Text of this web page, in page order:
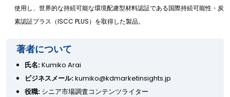
使用し、世界的な持続可能な環境配慮型材料認証である国際持続可能性・炭
素認証プラス（ISCC PLUS）を取得した製品。
著者について
氏名:Kumiko Arai
ビジネスメール:kumiko@kdmarketinsights.jp
役職: シニア市場調査コンテンツライター